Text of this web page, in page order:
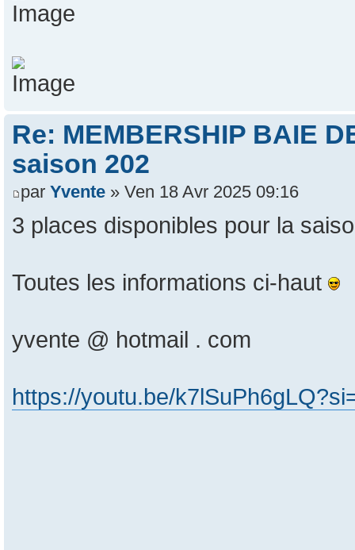
Re: MEMBERSHIP BAIE
saison 202
par Yvente » Ven 18 Avr 2025 09:16
3 places disponibles pour la
Toutes les informations ci-haut
yvente @ hotmail . com
https://youtu.be/